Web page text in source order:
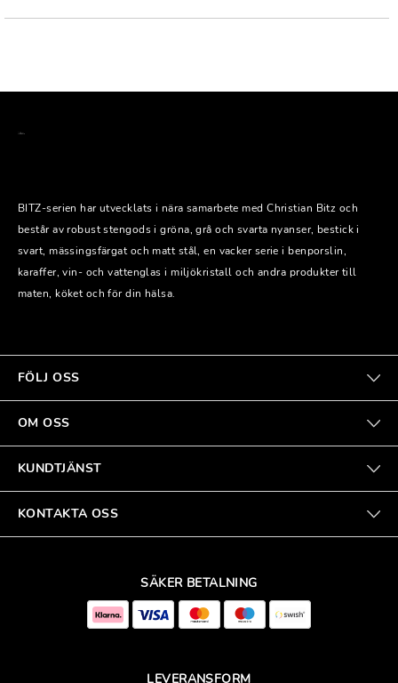
BITZ-serien har utvecklats i nära samarbete med Christian Bitz och
består av robust stengods i gröna, grå och svarta nyanser, bestick i
svart, mässingsfärgat och matt stål, en vacker serie i benporslin,
karaffer, vin- och vattenglas i miljökristall och andra produkter till
maten, köket och för din hälsa.
FÖLJ OSS
OM OSS
KUNDTJÄNST
KONTAKTA OSS
SÄKER BETALNING
LEVERANSFORM